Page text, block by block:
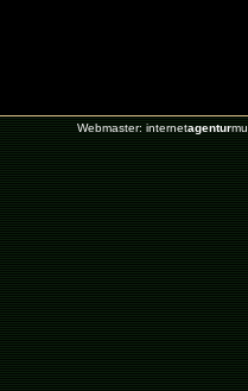
Webmaster: internetagentur